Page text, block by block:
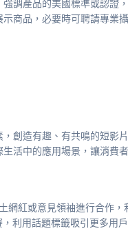
調產品的美國標準或認證
商品，必要時可聘請專業
創造有趣、有共鳴的短影
生活中的應用場景，讓消費
網紅或意見領袖進行合作，
利用話題標籤吸引更多用